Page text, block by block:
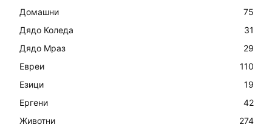
Домашни
75
Дядо Коледа
31
Дядо Мраз
29
Евреи
110
Езици
19
Ергени
42
Животни
274